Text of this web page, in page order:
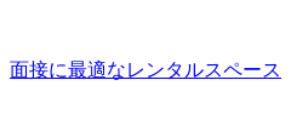
面接に最適なレンタルスペース